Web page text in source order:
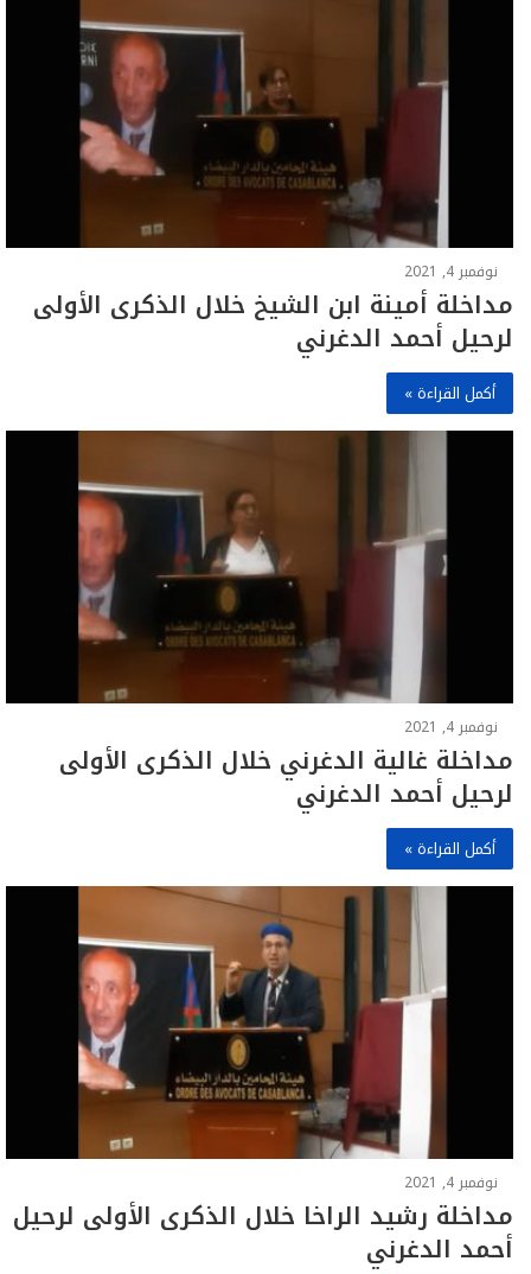
نوفمبر 4, 2021
مداخلة أمينة ابن الشيخ خلال الذكرى الأولى
لرحيل أحمد الدغرني
أكمل القراءة »
نوفمبر 4, 2021
مداخلة غالية الدغرني خلال الذكرى الأولى
لرحيل أحمد الدغرني
أكمل القراءة »
نوفمبر 4, 2021
مداخلة رشيد الراخا خلال الذكرى الأولى لرحيل
أحمد الدغرني